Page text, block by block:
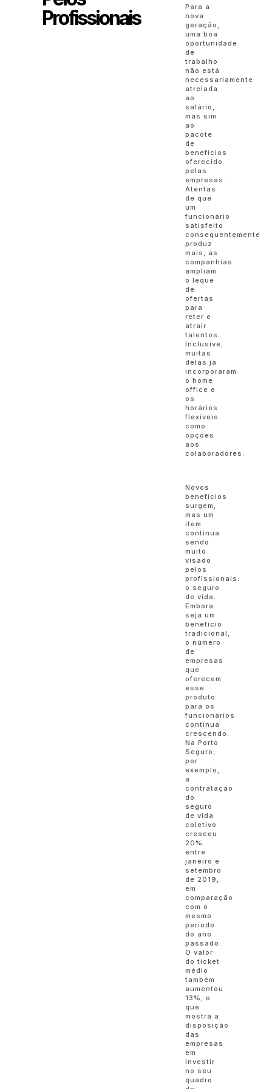
Profissionais
Para a
nova
geração,
uma boa
oportunidade
de
trabalho
não está
necessariamente
atrelada
ao
salário,
mas sim
ao
pacote
de
benefícios
oferecido
pelas
empresas.
Atentas
de que
um
funcionário
satisfeito
consequentemente
produz
mais, as
companhias
ampliam
o leque
de
ofertas
para
reter e
atrair
talentos.
Inclusive,
muitas
delas já
incorporaram
o home
office e
os
horários
flexíveis
como
opções
aos
colaboradores.
Novos
benefícios
surgem,
mas um
item
continua
sendo
muito
visado
pelos
profissionais:
o seguro
de vida.
Embora
seja um
benefício
tradicional,
o número
de
empresas
que
oferecem
esse
produto
para os
funcionários
continua
crescendo.
Na Porto
Seguro,
por
exemplo,
a
contratação
do
seguro
de vida
coletivo
cresceu
20%
entre
janeiro e
setembro
de 2019,
em
comparação
com o
mesmo
período
do ano
passado.
O valor
do ticket
médio
também
aumentou
13%, o
que
mostra a
disposição
das
empresas
em
investir
no seu
quadro